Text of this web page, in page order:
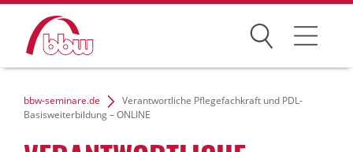
Suchen
Weiterbildung
bbw-seminare.de
Verantwortliche Pflegefachkraft und PDL-
Basisweiterbildung – ONLINE